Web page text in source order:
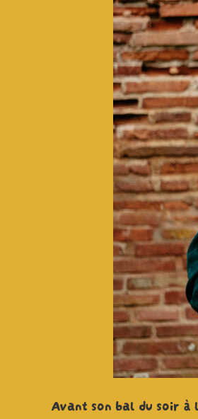
Avant son bal du soir